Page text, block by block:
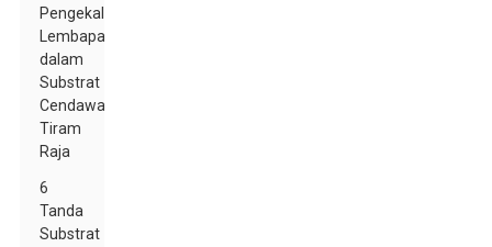
Pengekalan
Lembapan
dalam
Substrat
Cendawan
Tiram
Raja
6
Tanda
Substrat